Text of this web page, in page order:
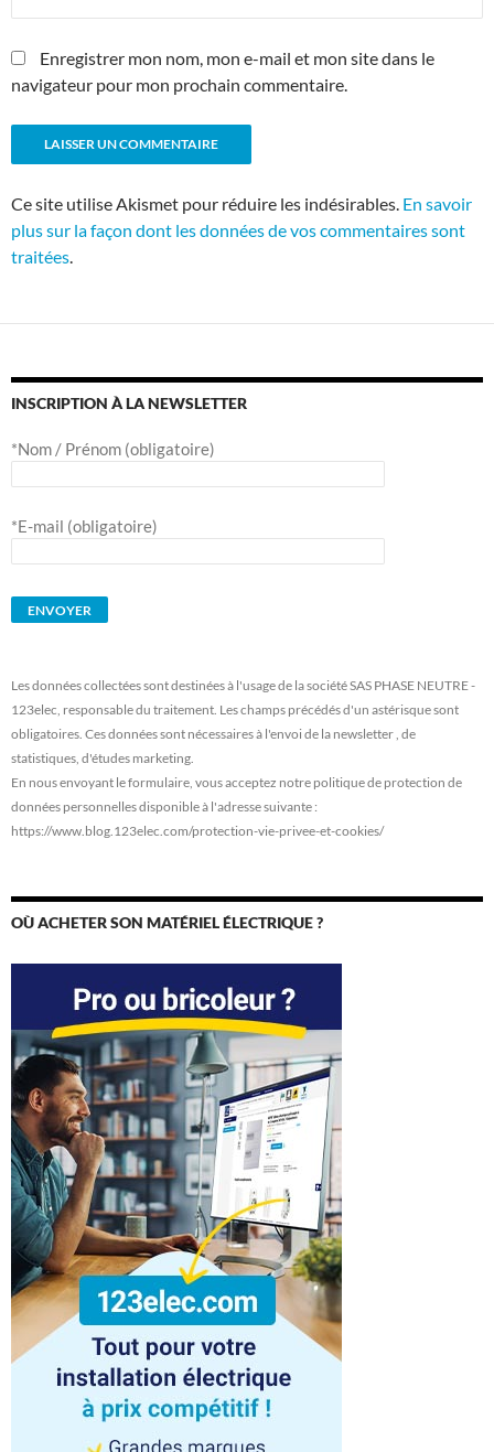
Enregistrer mon nom, mon e-mail et mon site dans le
navigateur pour mon prochain commentaire.
Ce site utilise Akismet pour réduire les indésirables. En savoir
plus sur la façon dont les données de vos commentaires sont
traitées.
INSCRIPTION À LA NEWSLETTER
*Nom / Prénom (obligatoire)
*E-mail (obligatoire)
Les données collectées sont destinées à l'usage de la société SAS PHASE NEUTRE -
123elec, responsable du traitement. Les champs précédés d'un astérisque sont
obligatoires. Ces données sont nécessaires à l'envoi de la newsletter , de
statistiques, d'études marketing.
En nous envoyant le formulaire, vous acceptez notre politique de protection de
données personnelles disponible à l'adresse suivante :
https://www.blog.123elec.com/protection-vie-privee-et-cookies/
OÙ ACHETER SON MATÉRIEL ÉLECTRIQUE ?